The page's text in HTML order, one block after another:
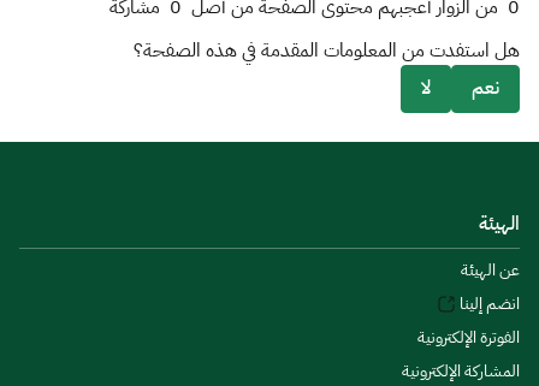
0 من الزوار أعجبهم محتوى الصفحة من أصل 0 مشاركة
هل استفدت من المعلومات المقدمة في هذه الصفحة؟
نعم
لا
الهيئة
عن الهيئة
انضم إلينا
الفوترة الإلكترونية
المشاركة الإلكترونية